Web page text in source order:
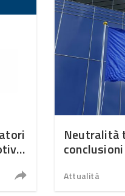
Neutralità
Attualità